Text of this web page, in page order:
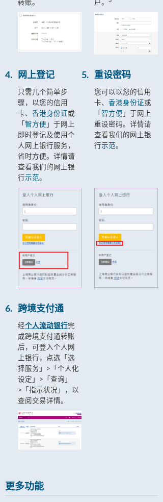
转账。 户。
4. 网上登记 5. 重设密码
只需几个简单步
骤，以您的信用
卡、 香港身份证或
「 智方便 」于网上
即时登记及使用个
人网上银行服务，
省时方便。详情请
查看我们的网上银
行示范。
您可以以您的信用
卡、 香港身份证或
「 智方便 」于网上
重设密码。详情请
查看我们的网上银
行示范。
6. 跨境支付通
经个人流动银行完
成跨境支付通转账
后，可登入个人网
上银行，点选「选
择服务」>「个人化
设定」>「查询」
>「指示状况」，以
查阅交易详情。
更多功能